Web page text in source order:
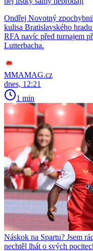
Ondřej Novotný
kulisa Bratislavského
RFA navíc před turnajem
Lutterbacha.
MMAMAG.cz
dnes, 12:21
1 min
Náskok na Spartu? Jsem
nechtěl lhát o svých